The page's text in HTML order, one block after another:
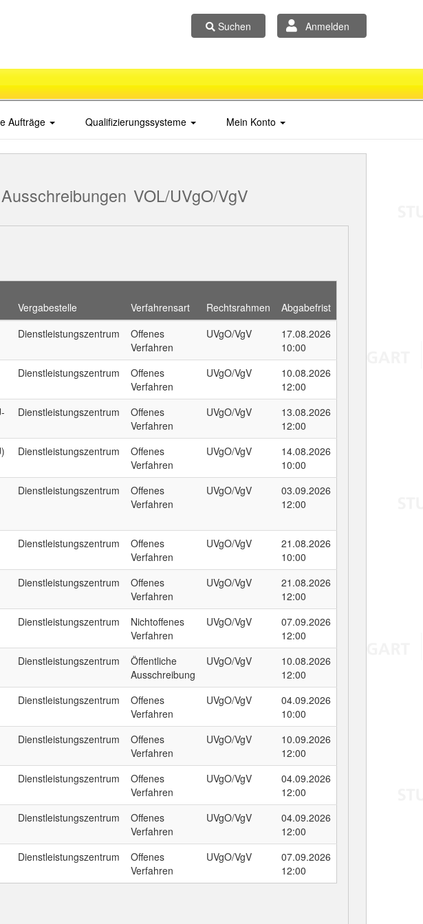
Suchen Anmelden
Aufträge Qualifizierungssysteme Mein Konto
VOL/UVgO/VgV
Vergabestelle Verfahrensart Rechtsrahmen
Abgabefrist
Dienstleistungszentrum
Offenes
Verfahren
UVgO/VgV
17.08.2026
10:00
Dienstleistungszentrum
Offenes
Verfahren
UVgO/VgV
10.08.2026
12:00
Dienstleistungszentrum
Offenes
Verfahren
UVgO/VgV
13.08.2026
12:00
Dienstleistungszentrum
Offenes
Verfahren
UVgO/VgV
14.08.2026
10:00
Dienstleistungszentrum
Offenes
Verfahren
UVgO/VgV
03.09.2026
12:00
Dienstleistungszentrum
Offenes
Verfahren
UVgO/VgV
21.08.2026
10:00
Dienstleistungszentrum
Offenes
Verfahren
UVgO/VgV
21.08.2026
12:00
Dienstleistungszentrum
Nichtoffenes
Verfahren
UVgO/VgV
07.09.2026
12:00
Dienstleistungszentrum
Öffentliche
Ausschreibung
UVgO/VgV
10.08.2026
12:00
Dienstleistungszentrum
Offenes
Verfahren
UVgO/VgV
04.09.2026
10:00
Dienstleistungszentrum
Offenes
Verfahren
UVgO/VgV
10.09.2026
12:00
Dienstleistungszentrum
Offenes
Verfahren
UVgO/VgV
04.09.2026
12:00
Dienstleistungszentrum
Offenes
Verfahren
UVgO/VgV
04.09.2026
12:00
Dienstleistungszentrum
Offenes
Verfahren
UVgO/VgV
07.09.2026
12:00